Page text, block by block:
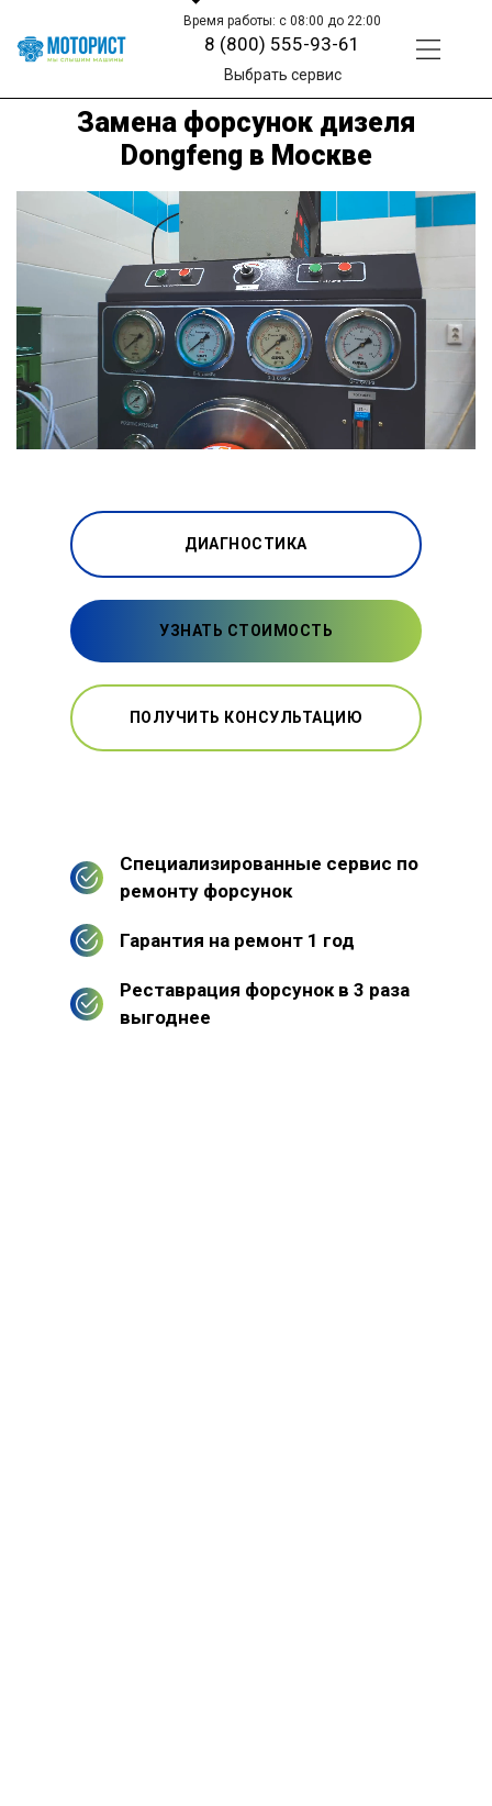
Время работы: с 08:00 до 22:00
8 (800) 555-93-61
Выбрать сервис
Замена форсунок дизеля
Dongfeng в Москве
ДИАГНОСТИКА
УЗНАТЬ СТОИМОСТЬ
ПОЛУЧИТЬ КОНСУЛЬТАЦИЮ
Специализированные сервис по
ремонту форсунок
Гарантия на ремонт 1 год
Реставрация форсунок в 3 раза
выгоднее